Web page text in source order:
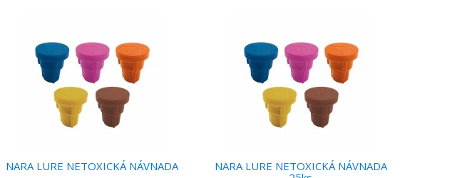
NARA LURE NETOXICKÁ NÁVNADA
NARA LURE NETOXICKÁ NÁVNADA